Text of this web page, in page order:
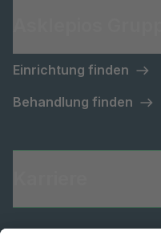
Einrichtung finden
Behandlung finden